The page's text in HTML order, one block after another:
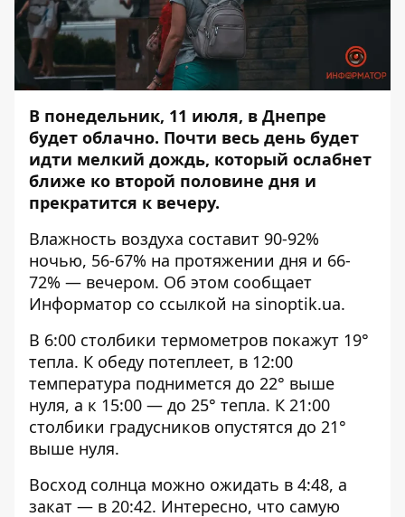
В понедельник, 11 июля, в Днепре
будет облачно. Почти весь день будет
идти мелкий дождь, который ослабнет
ближе ко второй половине дня и
прекратится к вечеру.
Влажность воздуха составит 90-92%
ночью, 56-67% на протяжении дня и 66-
72% — вечером. Об этом сообщает
Информатор со ссылкой на sinoptik.ua.
В 6:00 столбики термометров покажут 19°
тепла. К обеду потеплеет, в 12:00
температура поднимется до 22° выше
нуля, а к 15:00 — до 25° тепла. К 21:00
столбики градусников опустятся до 21°
выше нуля.
Восход солнца можно ожидать в 4:48, а
закат — в 20:42. Интересно, что самую